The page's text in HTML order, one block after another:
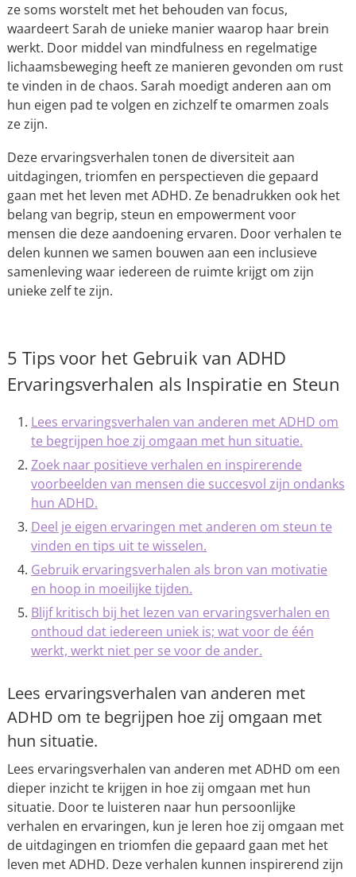
ze soms worstelt met het behouden van focus,
waardeert Sarah de unieke manier waarop haar brein
werkt. Door middel van mindfulness en regelmatige
lichaamsbeweging heeft ze manieren gevonden om rust
te vinden in de chaos. Sarah moedigt anderen aan om
hun eigen pad te volgen en zichzelf te omarmen zoals
ze zijn.
Deze ervaringsverhalen tonen de diversiteit aan
uitdagingen, triomfen en perspectieven die gepaard
gaan met het leven met ADHD. Ze benadrukken ook het
belang van begrip, steun en empowerment voor
mensen die deze aandoening ervaren. Door verhalen te
delen kunnen we samen bouwen aan een inclusieve
samenleving waar iedereen de ruimte krijgt om zijn
unieke zelf te zijn.
5 Tips voor het Gebruik van ADHD
Ervaringsverhalen als Inspiratie en Steun
Lees ervaringsverhalen van anderen met ADHD om
te begrijpen hoe zij omgaan met hun situatie.
Zoek naar positieve verhalen en inspirerende
voorbeelden van mensen die succesvol zijn ondanks
hun ADHD.
Deel je eigen ervaringen met anderen om steun te
vinden en tips uit te wisselen.
Gebruik ervaringsverhalen als bron van motivatie
en hoop in moeilijke tijden.
Blijf kritisch bij het lezen van ervaringsverhalen en
onthoud dat iedereen uniek is; wat voor de één
werkt, werkt niet per se voor de ander.
Lees ervaringsverhalen van anderen met
ADHD om te begrijpen hoe zij omgaan met
hun situatie.
Lees ervaringsverhalen van anderen met ADHD om een
dieper inzicht te krijgen in hoe zij omgaan met hun
situatie. Door te luisteren naar hun persoonlijke
verhalen en ervaringen, kun je leren hoe zij omgaan met
de uitdagingen en triomfen die gepaard gaan met het
leven met ADHD. Deze verhalen kunnen inspirerend zijn